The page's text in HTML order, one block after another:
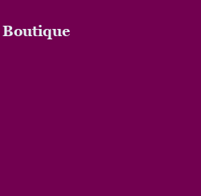
Boutique